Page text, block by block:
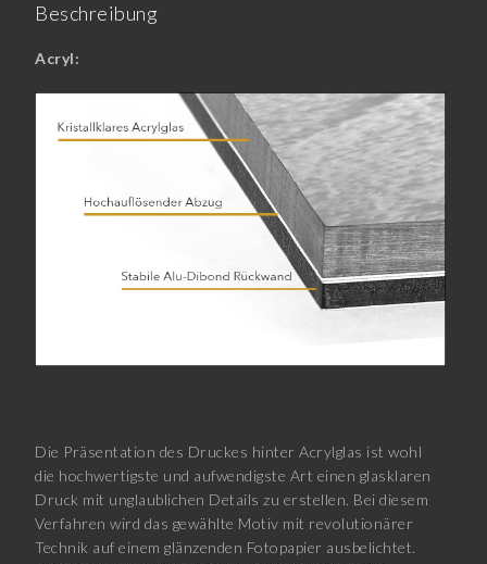
Beschreibung
Acryl:
Die Präsentation des Druckes hinter Acrylglas ist wohl
die hochwertigste und aufwendigste Art einen glasklaren
Druck mit unglaublichen Details zu erstellen. Bei diesem
Verfahren wird das gewählte Motiv mit revolutionärer
Technik auf einem glänzenden Fotopapier ausbelichtet.